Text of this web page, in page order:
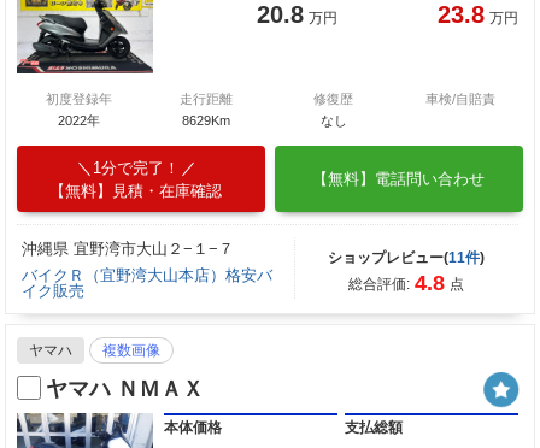
20.8 万円 23.8 万円
初度登録年
2022年
走行距離
8629Km
修復歴
なし
車検/自賠責
1分で完了！
【無料】見積・在庫確認
【無料】電話問い合わせ
沖縄県 宜野湾市大山２−１−７
バイクＲ（宜野湾大山本店）格安バ
イク販売
ショップレビュー(11件)
総合評価: 4.8 点
ヤマハ 複数画像
ヤマハ ＮＭＡＸ
本体価格 支払総額